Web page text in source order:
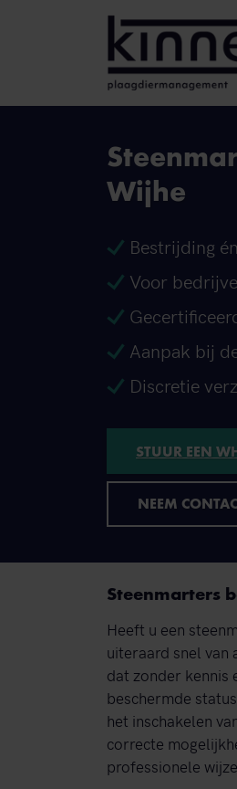
Wijhe
Bestrijding
Voor
Aanpak bij
Discretie
STUUR EEN
NEEM
Steenmarters
Heeft u een
uiteraard snel
dat zonder kennis
beschermde
het inschakelen
correcte
professionele